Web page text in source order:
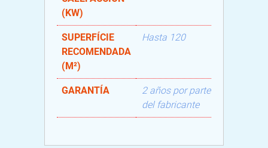
(KW)
SUPERFÍCIE
RECOMENDADA
(M²)
Hasta 120
GARANTÍA
2 años por parte
del fabricante